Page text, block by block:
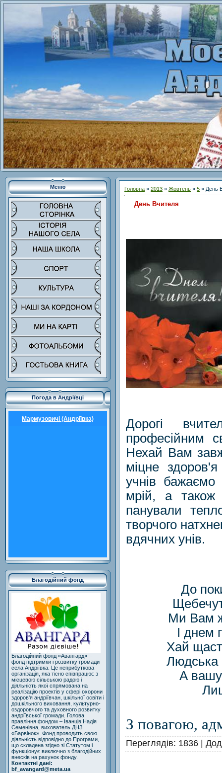
Меню
Погода в Андріївці
Мармузовичі (Андріївка)
Благодійний фонд
Благодійний фонд «Авангард» –
фонд підтримки і розвитку громади
села Андріївка. Це неприбуткова
організація, яка тісно співпрацює з
місцевою сільською радою і
діяльність якої спрямована на
реалізацію проектів у сфері охорони
здоров'я андріївчан, шкільної освіти і
дошкільного виховання, культурно-
оздоровчого та духовного розвитку
андріївської громади. Голова
правління фондом – Іванців Надія
Семенівна, вихователь ДНЗ
«Барвінок». Фонд проводить свою
діяльність відповідно до Програми,
що складена згідно зі Статутом і
функціонує виключно з благодійних
внесків на рахунок фонду.
Контактні дані:
bf_avangard@meta.ua
Головна » 2013 » Жовтень » 5 » День
День Вчителя
Дорогі
професійним
Нехай Вам
міцне
учнів бажаємо
мрій, а
панували
творчого
вдячних унів.
До
Ми Вам
І днем
Хай
Людська
А
З повагою,
Переглядів: 1836 |